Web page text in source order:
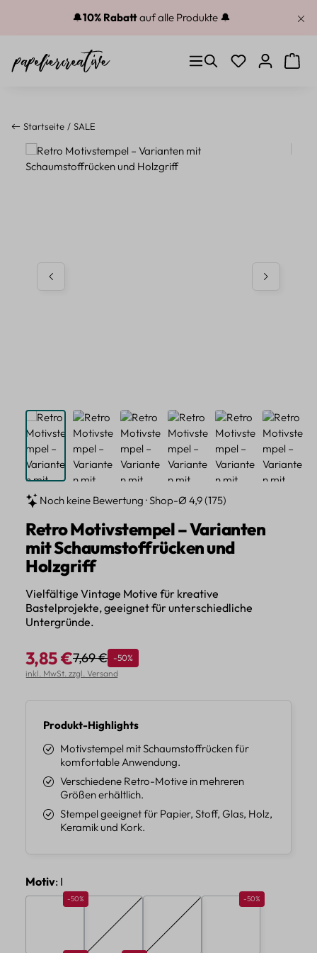
Zum Hauptinhalt springen
🔔10% Rabattauf alle Produkte 🔔
Du hast 0
Startseite SALE
Bildergalerie überspringen
Noch keine Bewertung · Shop-Ø 4,9 (175)
Retro Motivstempel – Varianten
mit Schaumstoffrücken und
Holzgriff
Vielfältige Vintage Motive für kreative
Bastelprojekte, geeignet für unterschiedliche
Untergründe.
Verkaufspreis:
3,85 €Regulärer Preis:
7,69 € Rabatt
-50%
inkl. MwSt. zzgl. Versand
Produkt-Highlights
Motivstempel mit Schaumstoffrücken für
komfortable Anwendung.
Verschiedene Retro-Motive in mehreren
Größen erhältlich.
Stempel geeignet für Papier, Stoff, Glas, Holz,
Keramik und Kork.
Motivauswählen
: I
Rabatt 50%
-50%
(Diese Option ist zurzeit nicht verfügbar.)
Rabatt 50%
-50%